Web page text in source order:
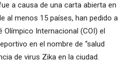
a causa de una carta abierta en
al menos 15 países, han pedido a
Internacional (COI) el
en el nombre de “salud
de virus Zika en la ciudad.